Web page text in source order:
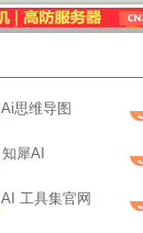
Ai思维导图
知犀AI
AI 工具集官网